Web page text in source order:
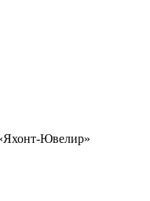
Ювелир»